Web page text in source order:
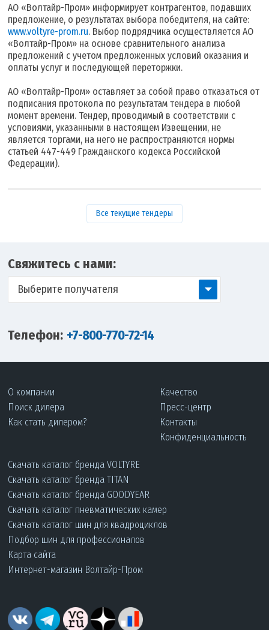
АО «Волтайр-Пром» информирует контрагентов, подавших
предложение, о результатах выбора победителя, на сайте:
www.voltyre-prom.ru. Выбор подрядчика осуществляется АО
«Волтайр-Пром» на основе сравнительного анализа
предложений с учетом предложенных условий оказания и
оплаты услуг и последующей переторжки.
АО «Волтайр-Пром» оставляет за собой право отказаться от
подписания протокола по результатам тендера в любой
момент времени. Тендер, проводимый в соответствии с
условиями, указанными в настоящем Извещении, не
является торгами, на него не распространяются нормы
статьей 447-449 Гражданского кодекса Российской
Федерации).
Все текущие тендеры
Свяжитесь с нами:
Выберите получателя
Телефон: +7-800-770-72-14
О компании
Поиск дилера
Как стать дилером?
Качество
Пресс-центр
Контакты
Конфиденциальность
Скачать каталог бренда VOLTYRE
Скачать каталог бренда TITAN
Скачать каталог бренда GOODYEAR
Скачать каталог пневматических камер
Скачать каталог шин для квадроциклов
Подбор шин для профессионалов
Карта сайта
Интернет-магазин Волтайр-Пром